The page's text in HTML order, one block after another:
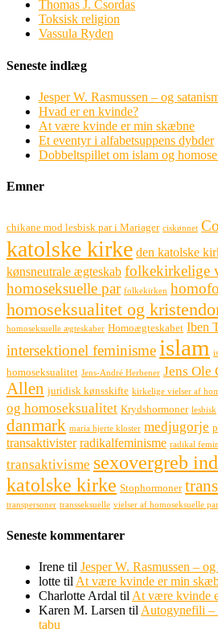
Thomas J. Csordas
Toksisk religion
Vassula Ryden
Seneste indlæg
Jesper W. Rasmussen – og
Hvad er en kvinde?
At være kvinde er min skæbne
Et eventyr i alfabetsuppens dybder
Dobbeltspillet om islam og
Emner
chikane mod lesbisk par i Mariager ciskønnet
katolske kirke den katolske
kønsneutrale ægteskab folkekirkelige
homoseksuelle par folkekirken
homoseksualitet og
homoseksuelle ægteskaber Homoægteskabet Iben
intersektionel feminisme islam
homoseksualitet Jens-André Herbener Jens Ole
Allen juridisk kønsskifte kirkelige vielser af
og homoseksualitet Krydshormoner lesbisk
danmark maria hjerte kloster medjugorje
transaktivister radikalfeminisme radikal
transaktivisme sexovergreb
katolske kirke Stophormoner
transpersoner transseksuelle vielser af homoseksuelle par
Seneste kommentarer
Irene til Jesper W. Rasmussen –
lotte til At være kvinde er min
Charlotte Ardal til At være kvinde
Karen M. Larsen til Autogynefili –
tabu